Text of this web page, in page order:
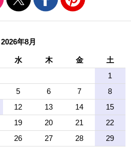
2026年8月
水 木 金
土
1
5 6 7
8
12 13 14
15
19 20 21
22
26 27 28
29